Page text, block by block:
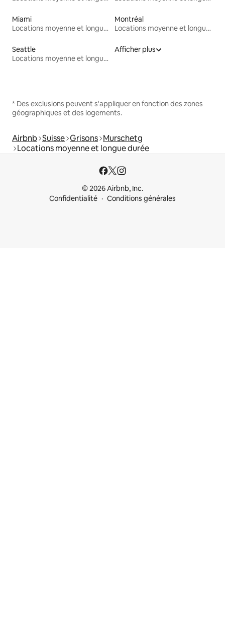
Miami
Locations moyenne et longue durée
Montréal
Locations moyenne et longue durée
Seattle
Locations moyenne et longue durée
Afficher plus
* Des exclusions peuvent s'appliquer en fonction des zones
géographiques et des logements.
Airbnb Suisse Grisons Murschetg
Locations moyenne et longue durée
© 2026 Airbnb, Inc.
Confidentialité
Conditions générales